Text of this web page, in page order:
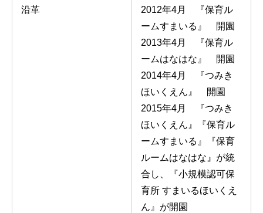
沿革
2012年4月 『保育ル
ームすまいる』 開園
2013年4月 『保育ル
ームはなはな』 開園
2014年4月 『つみき
ほいくえん』 開園
2015年4月 『つみき
ほいくえん』『保育ル
ームすまいる』『保育
ルームはなはな』が統
合し、『小規模認可保
育所 すまいるほいくえ
ん』が開園